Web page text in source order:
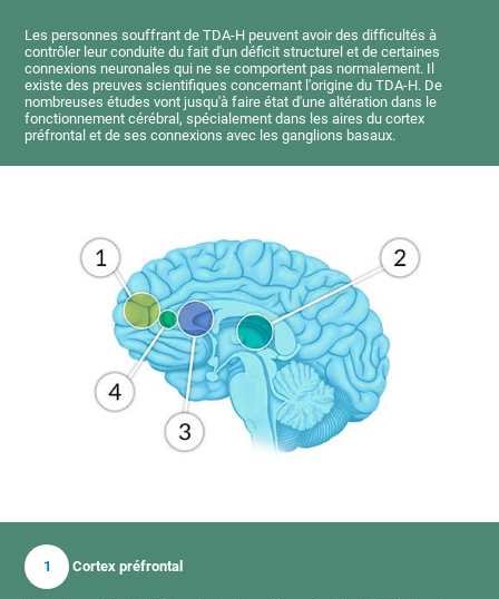
Les personnes souffrant de TDA-H peuvent avoir des difficultés à
contrôler leur conduite du fait d'un déficit structurel et de certaines
connexions neuronales qui ne se comportent pas normalement. Il
existe des preuves scientifiques concernant l'origine du TDA-H. De
nombreuses études vont jusqu'à faire état d'une altération dans le
fonctionnement cérébral, spécialement dans les aires du cortex
préfrontal et de ses connexions avec les ganglions basaux.
1 Cortex préfrontal